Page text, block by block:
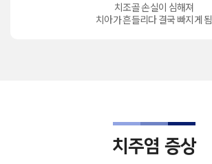
치조골 손실이 심해져
치아가 흔들리다 결국 빠지게 됨
치주염 증상